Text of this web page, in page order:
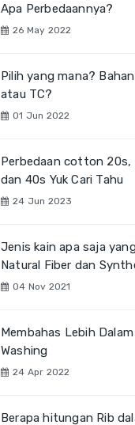
Apa Perbedaannya?
26 May 2022
Pilih yang mana?
atau TC?
01 Jun 2022
Perbedaan cotton 20s,
dan 40s Yuk Cari Tahu
24 Jun 2023
Jenis kain apa saja
Natural Fiber dan
04 Nov 2021
Membahas Lebih
Washing
24 Apr 2022
Berapa hitungan Rib